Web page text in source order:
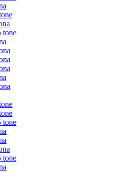
tone
tone
tone